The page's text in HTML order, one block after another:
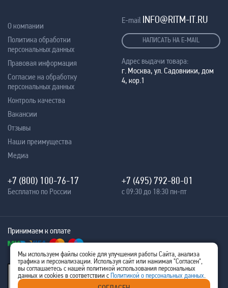
О компании
Политика обработки
персональных данных
Правовая информация
Согласие на обработку
персональных данных
Контроль качества
Вакансии
Отзывы
Наши преимущества
Медиа
E-mail INFO@RITM-IT.RU
НАПИСАТЬ НА E-MAIL
Адрес выдачи товара:
г. Москва, ул. Садовники, дом
4, кор.1
+7 (800) 100-76-17
Бесплатно по России
+7 (495) 792-80-01
с 09:30 до 18:30 пн-пт
Принимаем к оплате
® 2005 - 2026
Ritm-IT
Мы используем файлы cookie для улучшения работы Сайта, анализа
трафика и персонализации. Используя сайт или нажимая "Согласен",
вы соглашаетесь с нашей политикой использования персональных
данных и cookies в соответствии с Политикой о персональных данных